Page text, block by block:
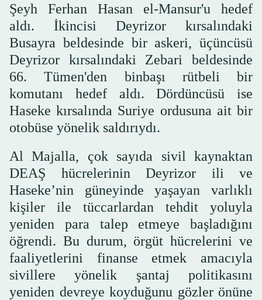
Şeyh Ferhan Hasan el-Mansur'u hedef
aldı. İkincisi Deyrizor kırsalındaki
Busayra beldesinde bir askeri, üçüncüsü
Deyrizor kırsalındaki Zebari beldesinde
66. Tümen'den binbaşı rütbeli bir
komutanı hedef aldı. Dördüncüsü ise
Haseke kırsalında Suriye ordusuna ait bir
otobüse yönelik saldırıydı.
Al Majalla, çok sayıda sivil kaynaktan
DEAŞ hücrelerinin Deyrizor ili ve
Haseke’nin güneyinde yaşayan varlıklı
kişiler ile tüccarlardan tehdit yoluyla
yeniden para talep etmeye başladığını
öğrendi. Bu durum, örgüt hücrelerini ve
faaliyetlerini finanse etmek amacıyla
sivillere yönelik şantaj politikasını
yeniden devreye koyduğunu gözler önüne